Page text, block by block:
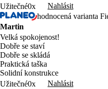
Užitečné0x
Nahlásit
hodnocená varianta
Martin
Velká spokojenost!
Dobře se staví
Dobře se skládá
Praktická taška
Solidní konstrukce
Užitečné0x
Nahlásit